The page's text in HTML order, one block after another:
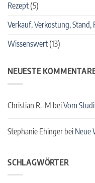
Rezept(5)
Verkauf, Verkostung, Stand,
Wissenswert(13)
NEUESTE
Christian R.-M beiVom
Stephanie Ehinger bei Neue
SCHLAGWÖRTER